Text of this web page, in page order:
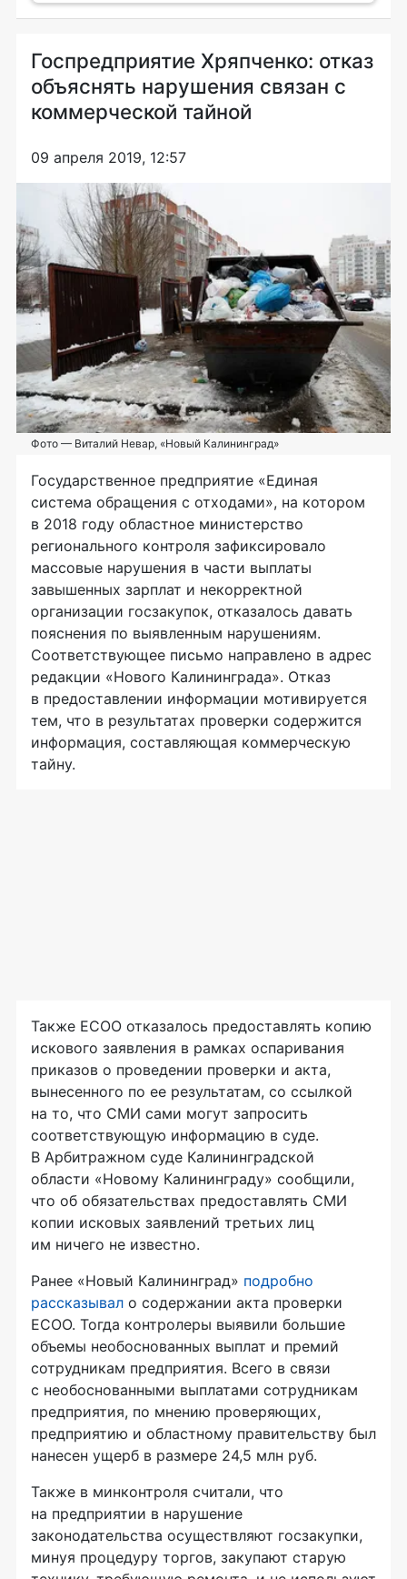
Госпредприятие Хряпченко: отказ
объяснять нарушения связан с
коммерческой тайной
09 апреля 2019, 12:57
Фото — Виталий Невар, «Новый Калининград»
Государственное предприятие «Единая
система обращения с отходами», на котором
в 2018 году областное министерство
регионального контроля зафиксировало
массовые нарушения в части выплаты
завышенных зарплат и некорректной
организации госзакупок, отказалось давать
пояснения по выявленным нарушениям.
Соответствующее письмо направлено в адрес
редакции «Нового Калининграда». Отказ
в предоставлении информации мотивируется
тем, что в результатах проверки содержится
информация, составляющая коммерческую
тайну.
Также ЕСОО отказалось предоставлять копию
искового заявления в рамках оспаривания
приказов о проведении проверки и акта,
вынесенного по ее результатам, со ссылкой
на то, что СМИ сами могут запросить
соответствующую информацию в суде.
В Арбитражном суде Калининградской
области «Новому Калининграду» сообщили,
что об обязательствах предоставлять СМИ
копии исковых заявлений третьих лиц
им ничего не известно.
Ранее «Новый Калининград» подробно
рассказывал о содержании акта проверки
ЕСОО. Тогда контролеры выявили большие
объемы необоснованных выплат и премий
сотрудникам предприятия. Всего в связи
с необоснованными выплатами сотрудникам
предприятия, по мнению проверяющих,
предприятию и областному правительству был
нанесен ущерб в размере 24,5 млн руб.
Также в минконтроля считали, что
на предприятии в нарушение
законодательства осуществляют госзакупки,
минуя процедуру торгов, закупают старую